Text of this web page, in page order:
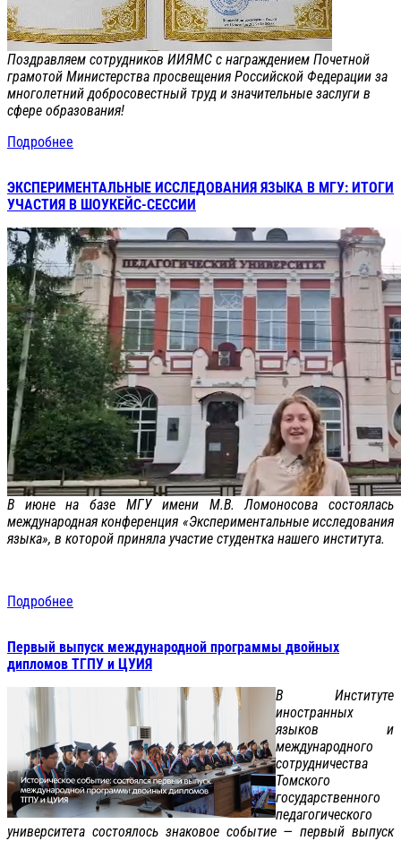
Поздравляем сотрудников ИИЯМС с награждением Почетной
грамотой Министерства просвещения Российской Федерации за
многолетний добросовестный труд и значительные заслуги в
сфере образования!
Подробнее
ЭКСПЕРИМЕНТАЛЬНЫЕ ИССЛЕДОВАНИЯ ЯЗЫКА В МГУ: ИТОГИ
УЧАСТИЯ В ШОУКЕЙС-СЕССИИ
В июне на базе МГУ имени М.В. Ломоносова состоялась
международная конференция «Экспериментальные исследования
языка», в которой приняла участие студентка нашего института.
Подробнее
Первый выпуск международной программы двойных
дипломов ТГПУ и ЦУИЯ
В Институте
иностранных
языков и
международного
сотрудничества
Томского
государственного
педагогического
университета состоялось знаковое событие — первый выпуск